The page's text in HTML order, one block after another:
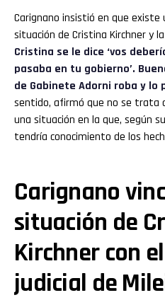
Carignano insistió en que
situación de Cristina Kirchner y
Cristina se le dice ‘vos
pasaba en tu gobierno’.
de Gabinete Adorni roba y lo
sentido, afirmó que no se trata
una situación en la que, según
tendría conocimiento de los
Carignano
situación de
Kirchner con
judicial de